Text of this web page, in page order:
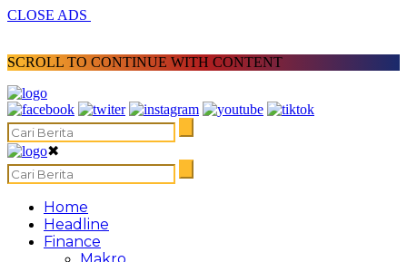
CLOSE ADS
SCROLL TO CONTINUE WITH CONTENT
✖
Home
Headline
Finance